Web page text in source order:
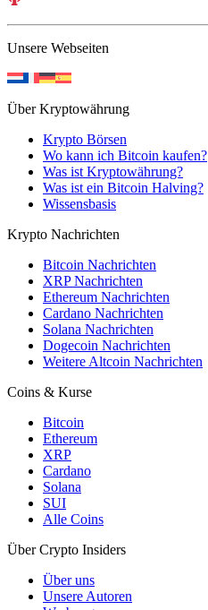
Unsere Webseiten
Über Kryptowährung
Krypto Börsen
Wo kann ich Bitcoin kaufen?
Was ist Kryptowährung?
Was ist ein Bitcoin Halving?
Wissensbasis
Krypto Nachrichten
Bitcoin Nachrichten
XRP Nachrichten
Ethereum Nachrichten
Cardano Nachrichten
Solana Nachrichten
Dogecoin Nachrichten
Weitere Altcoin Nachrichten
Coins & Kurse
Bitcoin
Ethereum
XRP
Cardano
Solana
SUI
Alle Coins
Über Crypto Insiders
Über uns
Unsere Autoren